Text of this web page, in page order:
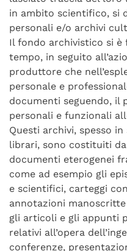
in ambito scientifico, si
personali e/o archivi
Il fondo archivistico si è
tempo, in seguito
produttore che
personale e
documenti seguendo, il
personali e funzionali
Questi archivi, spesso
librari, sono costituiti
documenti eterogenei
come ad esempio gli
e scientifici, carteggi
annotazioni
gli articoli e gli appunti
relativi all’opera
conferenze,